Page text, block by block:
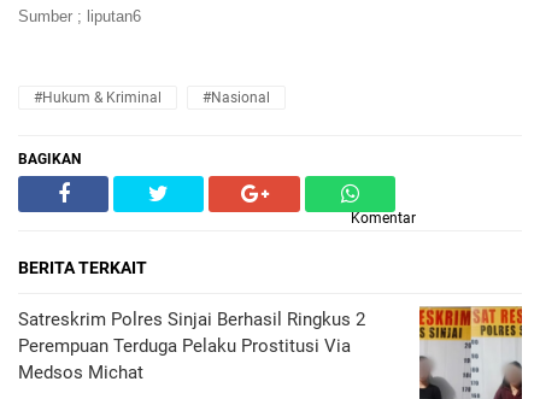
Sumber ; liputan6
#Hukum & Kriminal #Nasional
BAGIKAN
Komentar
BERITA TERKAIT
Satreskrim Polres Sinjai Berhasil Ringkus 2
Perempuan Terduga Pelaku Prostitusi Via
Medsos Michat